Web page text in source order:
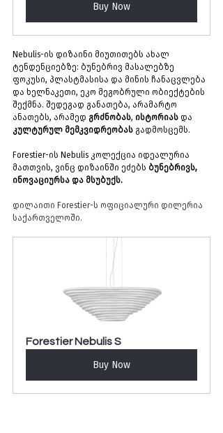
Buy Now
Nebulis-ის დიზაინი მიუთითებს ახალ
ტენდენციებზე: ბუნებრივ მასალებზე
ფოკუსი, პლასტმასისა და მინის ჩანაცვლება
და ხელნაკეთი, ეკო მეგობრული ობიექტების
შექმნა. შედეგად განათება, არამარტო
ანათებს, არამედ გრძნობას, ისტორიას და
კულტურულ მემკვიდრეობას გადმოსცემს.
Forestier-ის Nebulis კოლექცია იდეალურია
მათთვის, ვინც დიზაინში ეძებს ბუნებრივს,
ინოვაციურსა და მსუბუქს.
დილაითი Forestier-ს ოფიციალური დილერია
საქართველოში.
Forestier Nebulis S
Buy Now